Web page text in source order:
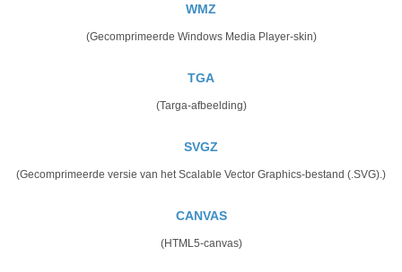
WMZ
(Gecomprimeerde Windows Media Player-skin)
TGA
(Targa-afbeelding)
SVGZ
(Gecomprimeerde versie van het Scalable Vector Graphics-bestand (.SVG).)
CANVAS
(HTML5-canvas)